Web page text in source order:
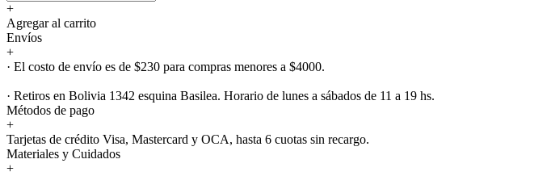
+
Agregar al carrito
Envíos
+
· El costo de envío es de $230 para compras menores a $4000.
· Retiros en Bolivia 1342 esquina Basilea. Horario de lunes a sábados de 11 a 19 hs.
Métodos de pago
+
Tarjetas de crédito Visa, Mastercard y OCA, hasta 6 cuotas sin recargo.
Materiales y Cuidados
+